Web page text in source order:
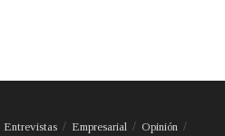
Entrevistas Empresarial
Opinión